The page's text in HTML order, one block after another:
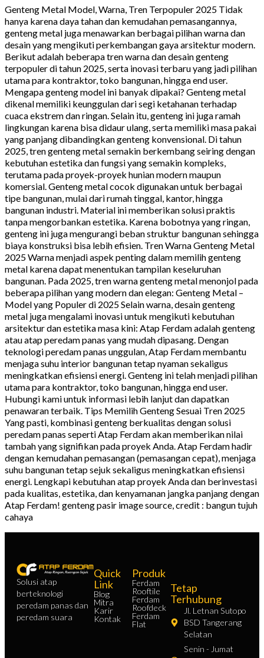
Genteng Metal Model, Warna, Tren Terpopuler 2025 Tidak
hanya karena daya tahan dan kemudahan pemasangannya,
genteng metal juga menawarkan berbagai pilihan warna dan
desain yang mengikuti perkembangan gaya arsitektur modern.
Berikut adalah beberapa tren warna dan desain genteng
terpopuler di tahun 2025, serta inovasi terbaru yang jadi pilihan
utama para kontraktor, toko bangunan, hingga end user.
Mengapa genteng model ini banyak dipakai? Genteng metal
dikenal memiliki keunggulan dari segi ketahanan terhadap
cuaca ekstrem dan ringan. Selain itu, genteng ini juga ramah
lingkungan karena bisa didaur ulang, serta memiliki masa pakai
yang panjang dibandingkan genteng konvensional. Di tahun
2025, tren genteng metal semakin berkembang seiring dengan
kebutuhan estetika dan fungsi yang semakin kompleks,
terutama pada proyek-proyek hunian modern maupun
komersial. Genteng metal cocok digunakan untuk berbagai
tipe bangunan, mulai dari rumah tinggal, kantor, hingga
bangunan industri. Material ini memberikan solusi praktis
tanpa mengorbankan estetika. Karena bobotnya yang ringan,
genteng ini juga mengurangi beban struktur bangunan sehingga
biaya konstruksi bisa lebih efisien. Tren Warna Genteng Metal
2025 Warna menjadi aspek penting dalam memilih genteng
metal karena dapat menentukan tampilan keseluruhan
bangunan. Pada 2025, tren warna genteng metal menonjol pada
beberapa pilihan yang modern dan elegan: Genteng Metal –
Model yang Populer di 2025 Selain warna, desain genteng
metal juga mengalami inovasi untuk mengikuti kebutuhan
arsitektur dan estetika masa kini: Atap Ferdam adalah genteng
atau atap peredam panas yang mudah dipasang. Dengan
teknologi peredam panas unggulan, Atap Ferdam membantu
menjaga suhu interior bangunan tetap nyaman sekaligus
meningkatkan efisiensi energi. Genteng ini telah menjadi pilihan
utama para kontraktor, toko bangunan, hingga end user.
Hubungi kami untuk informasi lebih lanjut dan dapatkan
penawaran terbaik. Tips Memilih Genteng Sesuai Tren 2025
Yang pasti, kombinasi genteng berkualitas dengan solusi
peredam panas seperti Atap Ferdam akan memberikan nilai
tambah yang signifikan pada proyek Anda. Atap Ferdam hadir
dengan kemudahan pemasangan (pemasangan cepat), menjaga
suhu bangunan tetap sejuk sekaligus meningkatkan efisiensi
energi. Lengkapi kebutuhan atap proyek Anda dan berinvestasi
pada kualitas, estetika, dan kenyamanan jangka panjang dengan
Atap Ferdam! genteng pasir image source, credit : bangun tujuh
cahaya
Solusi atap
berteknologi
peredam panas dan
peredam suara
Quick
Link
Blog
Mitra
Karir
Kontak
Produk
Ferdam
Rooftile
Ferdam
Roofdeck
Ferdam
Flat
Tetap
Terhubung
Jl. Letnan Sutopo
BSD Tangerang
Selatan
Senin - Jumat